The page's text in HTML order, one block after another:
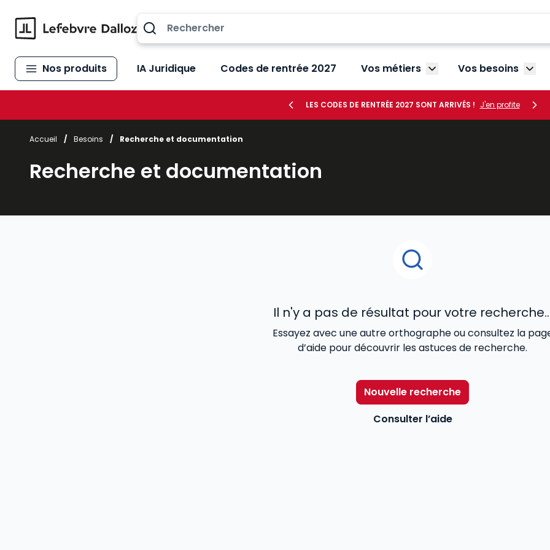
Nos produits IA Juridique Codes de rentrée 2027 Vos métiers Afficher le sous-menu
Vos besoins
LES CODES DE RENTRÉE 2027 SONT ARRIVÉS ! J'en profite
Accueil / Besoins / Recherche et documentation
Recherche et documentation
Il n'y a pas de résultat pour votre
Essayez avec une autre orthographe ou consultez la
d’aide pour découvrir les astuces de recherche.
Nouvelle recherche
Consulter l’aide